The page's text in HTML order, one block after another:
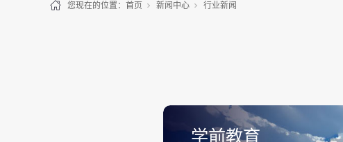
您现在的位置： 首页 新闻中心 行业新闻
学前教育